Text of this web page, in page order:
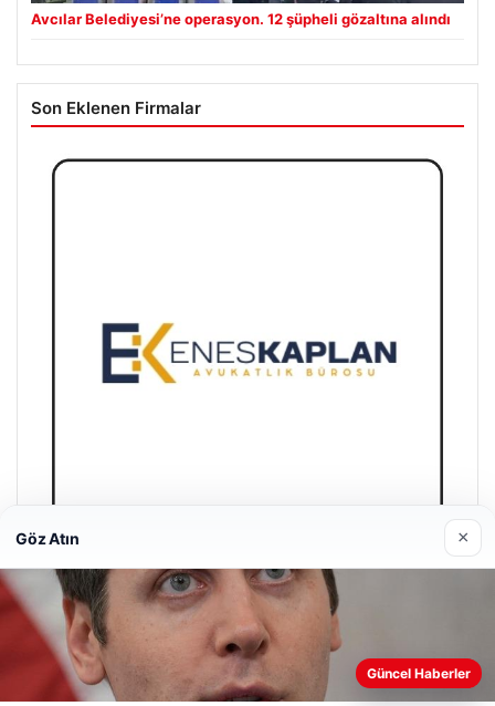
Avcılar Belediyesi’ne operasyon. 12 şüpheli gözaltına alındı
Son Eklenen Firmalar
Enes Kaplan Avukatlık Bürosu
28/04/2026
Göz Atın ×
Güncel Haberler